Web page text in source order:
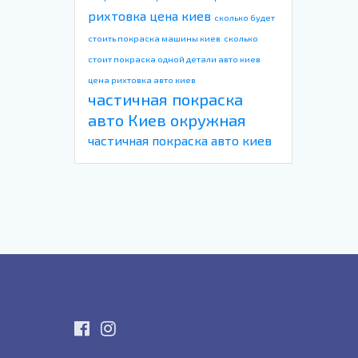
рихтовка цена киев сколько будет
стоить покраска машины киев сколько
стоит покраска одной детали авто киев
цена рихтовка авто киев
частичная покраска
авто Киев окружная
частичная покраска авто киев